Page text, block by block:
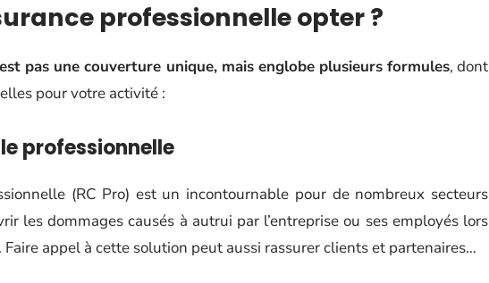
professionnelle opter ?
pas une couverture unique, mais englobe plusieurs formules, dont
pour votre activité :
professionnelle
(RC Pro) est un incontournable pour de nombreux secteurs
les dommages causés à autrui par l’entreprise ou ses employés lors
appel à cette solution peut aussi rassurer clients et partenaires…